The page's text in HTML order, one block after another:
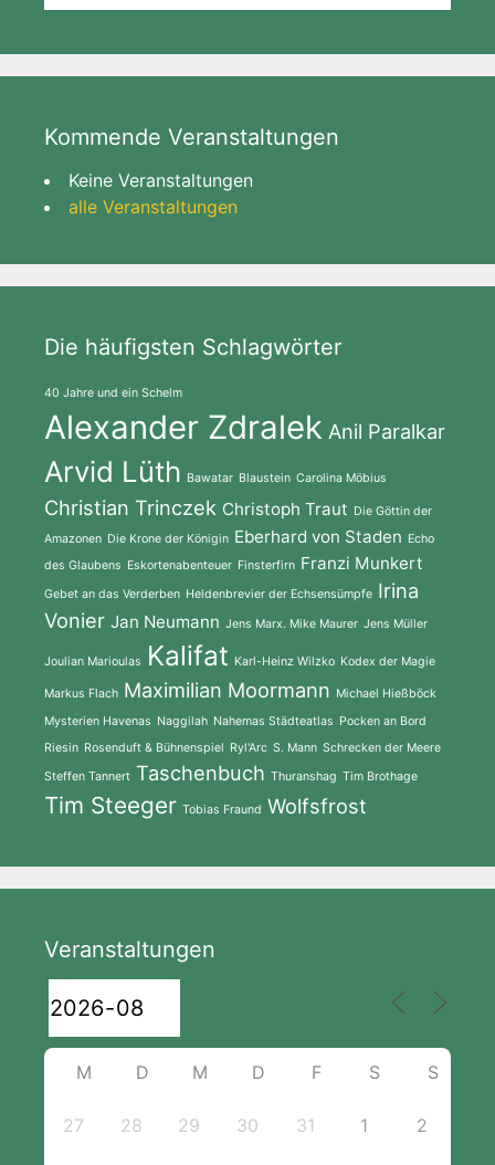
Kommende Veranstaltungen
Keine Veranstaltungen
alle Veranstaltungen
Die häufigsten Schlagwörter
40 Jahre und ein Schelm
Alexander Zdralek Anil Paralkar
Arvid Lüth Bawatar Blaustein Carolina Möbius
Christian Trinczek Christoph Traut Die Göttin der
Amazonen Die Krone der Königin Eberhard von Staden Echo
des Glaubens Eskortenabenteuer Finsterfirn Franzi Munkert
Gebet an das Verderben Heldenbrevier der Echsensümpfe Irina
Vonier Jan Neumann Jens Marx. Mike Maurer Jens Müller
Joulian Marioulas Kalifat Karl-Heinz Wilzko Kodex der Magie
Markus Flach Maximilian Moormann Michael Hießböck
Mysterien Havenas Naggilah Nahemas Städteatlas Pocken an Bord
Riesin Rosenduft & Bühnenspiel Ryl'Arc S. Mann Schrecken der Meere
Steffen Tannert Taschenbuch Thuranshag Tim Brothage
Tim Steeger Tobias Fraund Wolfsfrost
Veranstaltungen
M D M D F S S
27 28 29 30 31 1 2